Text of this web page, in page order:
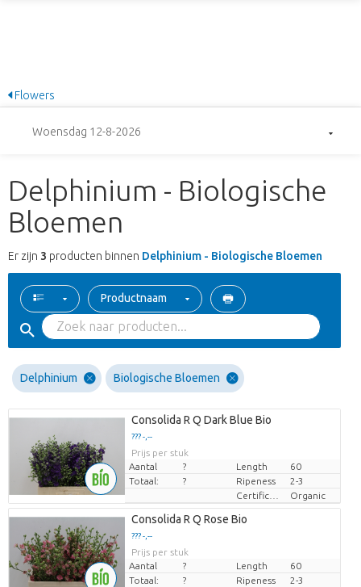
Flowers
Woensdag 12-8-2026
Delphinium - Biologische
Bloemen
Er zijn 3 producten binnen Delphinium - Biologische Bloemen
Productnaam
Delphinium Biologische Bloemen
Consolida R Q Dark Blue Bio
??? -,--
Prijs per stuk
Aantal
? Length
60
Totaal:
? Ripeness
2-3
Organic
Consolida R Q Rose Bio
??? -,--
Prijs per stuk
Aantal
? Length
60
Totaal:
? Ripeness
2-3